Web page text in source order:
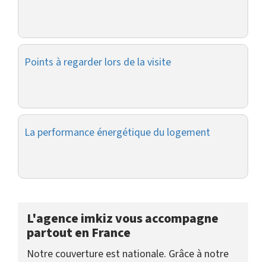
Points à regarder lors de la visite
La performance énergétique du logement
L'agence imkiz vous accompagne
partout en France
Notre couverture est nationale. Grâce à notre